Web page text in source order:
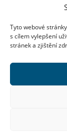
Tyto webové
s cílem vylepšení
stránek a zjištění